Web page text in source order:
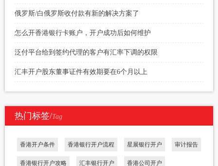
俄罗斯/白俄罗斯收付款有新的解决方案了
怎么开香港银行卡账户，开户成功后如何维护
泛付平台给到签约代理的客户有汇率下调的权限
汇丰开户股东董事证件有效期要在6个月以上
热门标签/Tag
香港开户条件 香港银行开户流程 星展银行开户 审计报告
香港银行开户攻略 汇丰银行开户 香港公司开户